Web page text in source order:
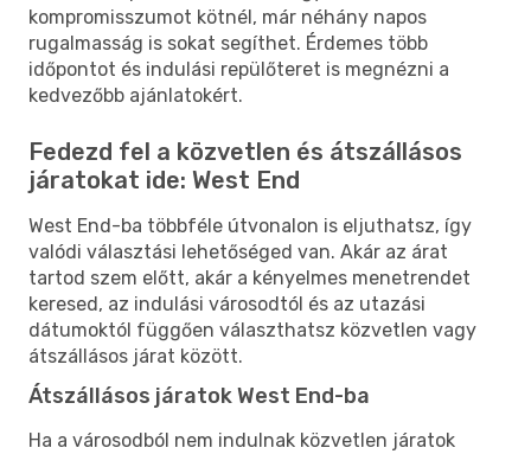
kompromisszumot kötnél, már néhány napos
rugalmasság is sokat segíthet. Érdemes több
időpontot és indulási repülőteret is megnézni a
kedvezőbb ajánlatokért.
Fedezd fel a közvetlen és átszállásos
járatokat ide: West End
West End-ba többféle útvonalon is eljuthatsz, így
valódi választási lehetőséged van. Akár az árat
tartod szem előtt, akár a kényelmes menetrendet
keresed, az indulási városodtól és az utazási
dátumoktól függően választhatsz közvetlen vagy
átszállásos járat között.
Átszállásos járatok West End-ba
Ha a városodból nem indulnak közvetlen járatok